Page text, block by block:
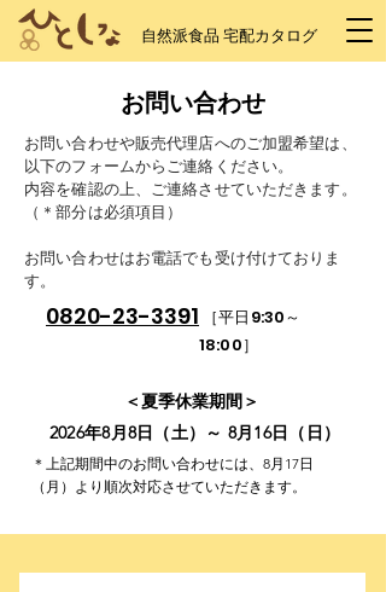
自然派食品 宅配カタログ
お問い合わせ
お問い合わせや販売代理店へのご加盟希望は、
以下のフォームからご連絡ください。
​内容を確認の上、ご連絡させていただきます。
（＊部分は必須項目）
お問い合わせはお電話でも受け付けておりま
す。
0820-23-3391 ［平日9:30～
18:00］
＜夏季休業期間＞
2026年8月8日（土）～ 8月16日（日）
＊上記期間中のお問い合わせには、8月17日
（月）より順次対応させていただきます。